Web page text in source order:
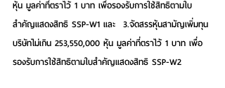
หุ้น มูลค่าที่ตราไว้ 1 บาท เพื่อรองรับการใช้สิทธิตามใบ
สำคัญแสดงสิทธิ SSP-W1 และ  3.จัดสรรหุ้นสามัญเพิ่มทุน
บริษัทไม่เกิน 253,550,000 หุ้น มูลค่าที่ตราไว้ 1 บาท เพื่อ
รองรับการใช้สิทธิตามใบสำคัญแสดงสิทธิ SSP-W2